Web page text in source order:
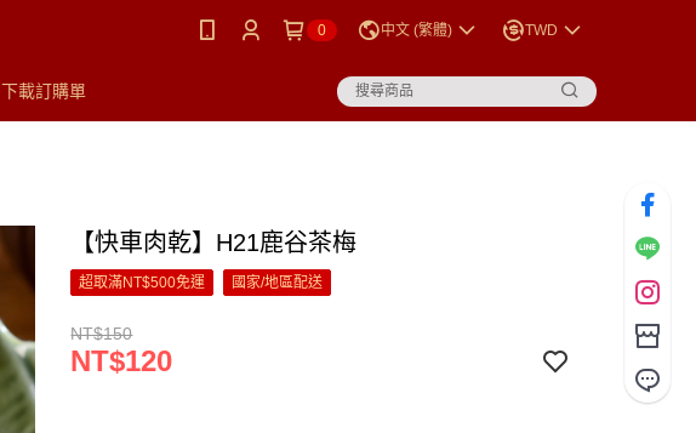
0 中文 (繁體) TWD
下載訂購單
【快車肉乾】H21鹿谷茶梅
超取滿NT$500免運 國家/地區配送
NT$150
NT$120